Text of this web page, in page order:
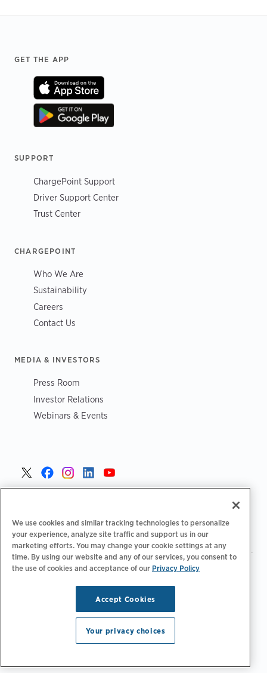
Footer
GET THE APP
SUPPORT
ChargePoint Support
Driver Support Center
Trust Center
CHARGEPOINT
Who We Are
Sustainability
Careers
Contact Us
MEDIA & INVESTORS
Press Room
Investor Relations
Webinars & Events
Zásady ochrany osobních údajů|
Možnosti ochrany osobních
Copyright © 2026 ChargePoint, Inc. Všechna práva
We use cookies and similar tracking technologies to personalize
your experience, analyze site traffic and support us in our
marketing efforts. You may change your cookie settings at any
time. By using our website and any of our services, you consent to
the use of cookies and acceptance of our Privacy Policy
Accept Cookies
Your privacy choices